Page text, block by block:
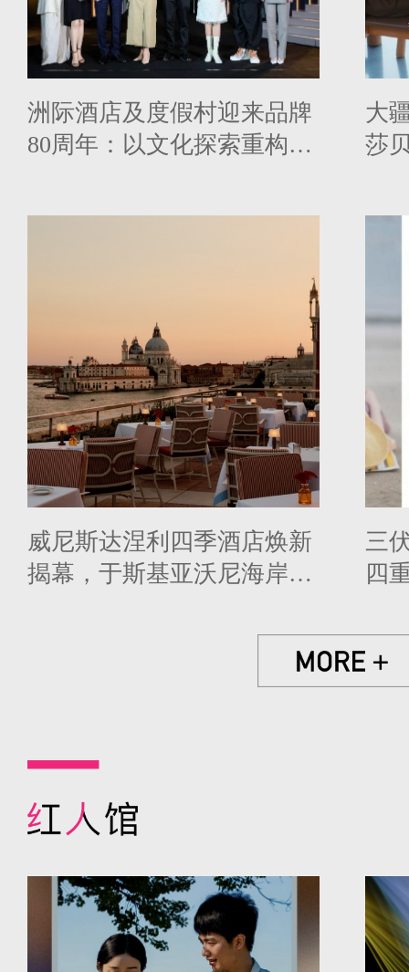
洲际酒店及度假村迎来品牌
80周年：以文化探索重构奢
大
莎
威尼斯达涅利四季酒店焕新
揭幕，于斯基亚沃尼海岸再
三
四